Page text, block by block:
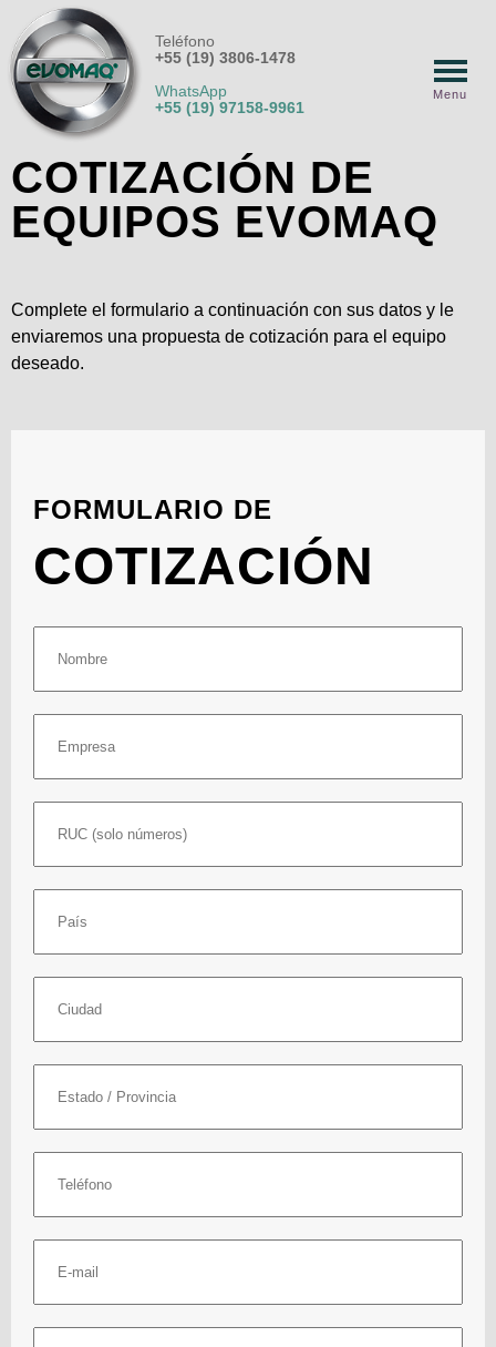
Teléfono
+55 (19) 3806-1478
WhatsApp
+55 (19) 97158-9961
Menu
COTIZACIÓN DE
EQUIPOS EVOMAQ
Complete el formulario a continuación con sus datos y le
enviaremos una propuesta de cotización para el equipo
deseado.
FORMULARIO DE
COTIZACIÓN